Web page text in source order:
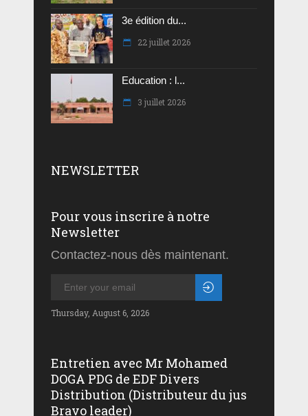
3e édition du...
22 juillet 2026
Education : l...
3 juillet 2026
NEWSLETTER
Pour vous inscrire à notre
Newsletter
Contactez-nous dès maintenant.
Thursday, August 6, 2026
Entretien avec Mr Mohamed
DOGA PDG de EDF Divers
Distribution (Distributeur du jus
Bravo leader)